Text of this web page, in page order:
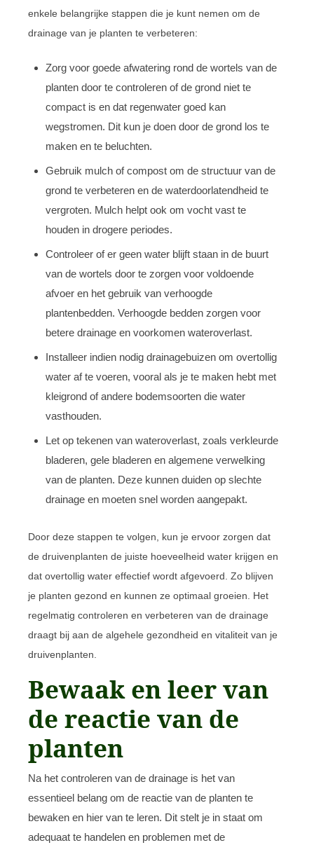
enkele belangrijke stappen die je kunt nemen om de
drainage van je planten te verbeteren:
Zorg voor goede afwatering rond de wortels van de
planten door te controleren of de grond niet te
compact is en dat regenwater goed kan
wegstromen. Dit kun je doen door de grond los te
maken en te beluchten.
Gebruik mulch of compost om de structuur van de
grond te verbeteren en de waterdoorlatendheid te
vergroten. Mulch helpt ook om vocht vast te
houden in drogere periodes.
Controleer of er geen water blijft staan in de buurt
van de wortels door te zorgen voor voldoende
afvoer en het gebruik van verhoogde
plantenbedden. Verhoogde bedden zorgen voor
betere drainage en voorkomen wateroverlast.
Installeer indien nodig drainagebuizen om overtollig
water af te voeren, vooral als je te maken hebt met
kleigrond of andere bodemsoorten die water
vasthouden.
Let op tekenen van wateroverlast, zoals verkleurde
bladeren, gele bladeren en algemene verwelking
van de planten. Deze kunnen duiden op slechte
drainage en moeten snel worden aangepakt.
Door deze stappen te volgen, kun je ervoor zorgen dat
de druivenplanten de juiste hoeveelheid water krijgen en
dat overtollig water effectief wordt afgevoerd. Zo blijven
je planten gezond en kunnen ze optimaal groeien. Het
regelmatig controleren en verbeteren van de drainage
draagt bij aan de algehele gezondheid en vitaliteit van je
druivenplanten.
Bewaak en leer van
de reactie van de
planten
Na het controleren van de drainage is het van
essentieel belang om de reactie van de planten te
bewaken en hier van te leren. Dit stelt je in staat om
adequaat te handelen en problemen met de